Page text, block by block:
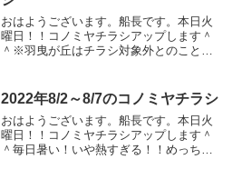
おはようございます。船長です。本日火
曜日！！コノミヤチラシアップします＾
＾※羽曳が丘はチラシ対象外とのこと。
相棒と久しぶりに会いました。年に二回
のバザーに行く約束してて...
2022年8/2～8/7のコノミヤチラシ
おはようございます。船長です。本日火
曜日！！コノミヤチラシアップします＾
＾毎日暑い！いや熱すぎる！！めっちゃ